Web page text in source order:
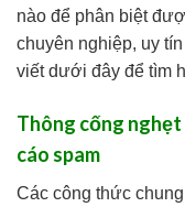
nào để phân biệt
chuyên nghiệp, uy
viết dưới đây để tìm
Thông cống
cáo spam
Các công thức